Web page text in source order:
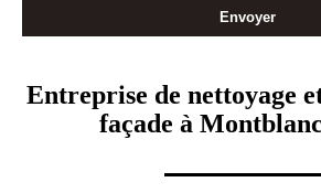
Entreprise de nettoyage
façade à